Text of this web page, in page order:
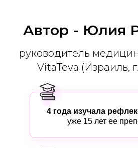
Автор - Юлия
руководитель
VitaTeva (Израиль,
4 года изучала
уже 15 лет ее